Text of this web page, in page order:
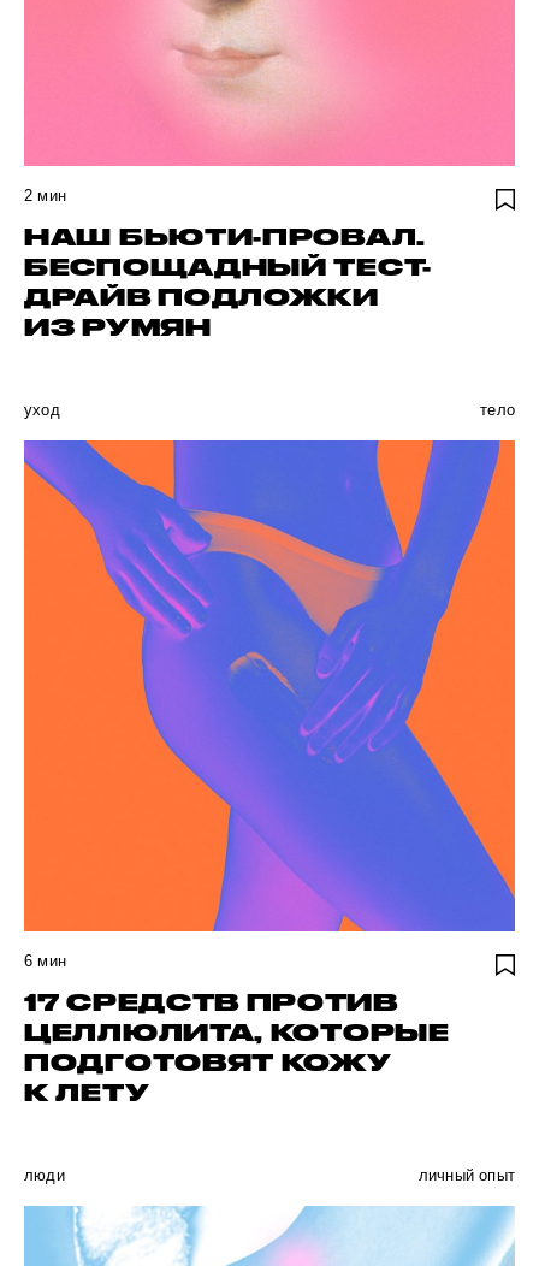
2 мин
НАШ БЬЮТИ-ПРОВАЛ.
БЕСПОЩАДНЫЙ ТЕСТ-
ДРАЙВ ПОДЛОЖКИ
ИЗ РУМЯН
уход тело
6 мин
17 СРЕДСТВ ПРОТИВ
ЦЕЛЛЮЛИТА, КОТОРЫЕ
ПОДГОТОВЯТ КОЖУ
К ЛЕТУ
люди личный опыт